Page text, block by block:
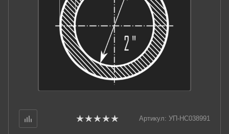
Артикул: УП-НС038991